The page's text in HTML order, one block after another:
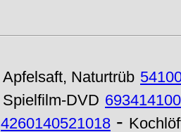
Apfelsaft, Naturtrüb
Spielfilm-DVD
4260140521018 -